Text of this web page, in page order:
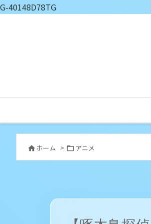
G-40148D78TG
 ホーム > アニメ